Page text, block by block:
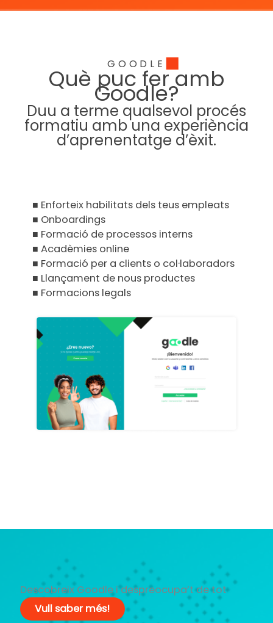
GOODLE
Què puc fer amb
Goodle?
Duu a terme qualsevol procés
formatiu amb una experiència
d’aprenentatge d’èxit.
■ Enforteix habilitats dels teus empleats
■ Onboardings
■ Formació de processos interns
■ Acadèmies online
■ Formació per a clients o col·laboradors
■ Llançament de nous productes
■ Formacions legals
Descobreix Goodle i despreocupa’t de tot
Vull saber més!